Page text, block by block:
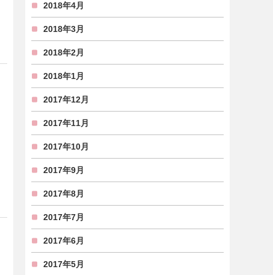
2018年4月
2018年3月
2018年2月
2018年1月
2017年12月
2017年11月
2017年10月
2017年9月
2017年8月
2017年7月
2017年6月
2017年5月